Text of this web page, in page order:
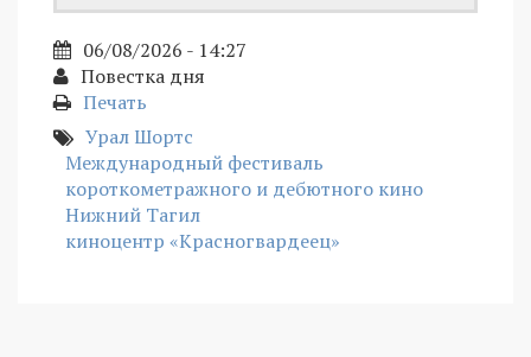
06/08/2026 - 14:27
Повестка дня
Печать
Урал Шортс
Международный фестиваль
короткометражного и дебютного кино
Нижний Тагил
киноцентр «Красногвардеец»